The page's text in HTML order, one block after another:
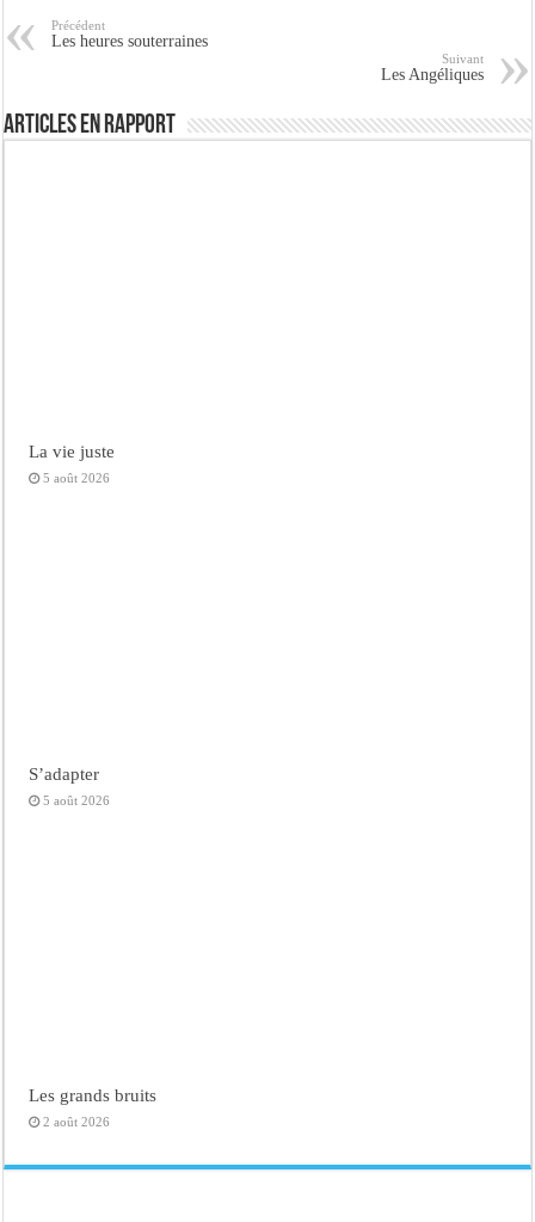
Précédent
Les heures souterraines
Suivant
Les Angéliques
Articles en rapport
La vie juste
5 août 2026
S’adapter
5 août 2026
Les grands bruits
2 août 2026